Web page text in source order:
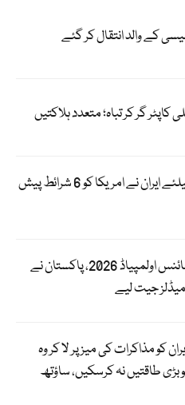
کے والد انتقال کر گئے
آبنائے ہرمز کھولنے کیلئے ایران نے امریکا کو 6 شرائط پیش
انٹرنیشنل نیوکلیئر سائنس اولمپیاڈ 2026، پاکستان نے
میڈلز جیت لیے
کو مذاکرات کی میز پر لا کر وہ
بڑی طاقتیں نہ کرسکیں، ساؤتھ